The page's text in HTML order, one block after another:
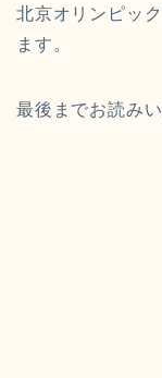
北京オリンピッ
ます。
最後までお読み